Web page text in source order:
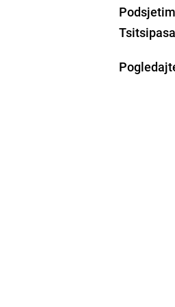
Tsitsipasa